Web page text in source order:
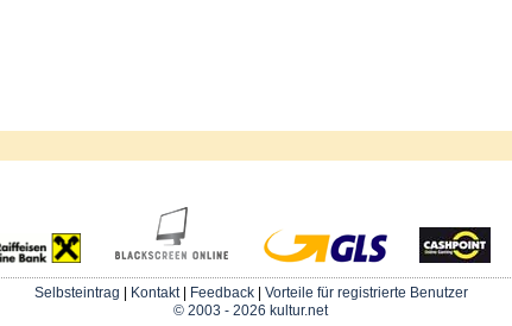
Selbsteintrag Kontakt| Feedback| Vorteile für registrierte Benutzer
© 2003 - 2026 kultur.net